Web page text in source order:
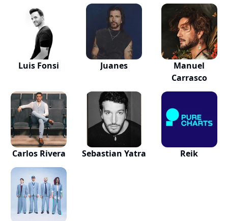
Luis Fonsi Juanes
Manuel
Carrasco
Carlos Rivera Sebastian Yatra Reik